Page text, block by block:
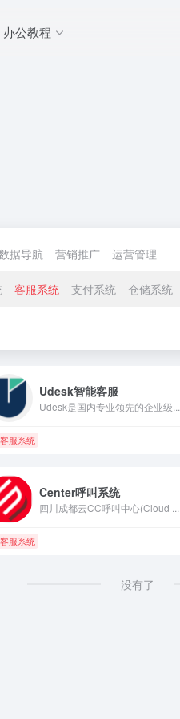
办公教程
据导航 营销推广 运营管理
客服系统 支付系统 仓储系统
Udesk智能客服
Udesk是国内专业领先的企业级...
客服系统
Center呼叫系统
四川成都云CC呼叫中心(Cloud ...
客服系统
没有了